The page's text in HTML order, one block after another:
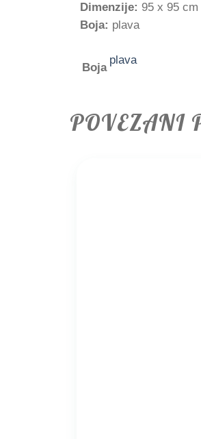
Dimenzije: 95 x 95 cm
Boja: plava
Boja
plava
POVEZANI